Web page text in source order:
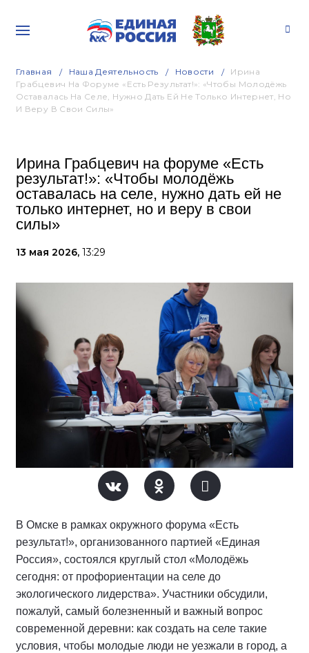
Главная Наша Деятельность Новости
Ирина
Грабцевич На Форуме «Есть Результат!»: «Чтобы Молодёжь
Оставалась На Селе, Нужно Дать Ей Не Только Интернет, Но
И Веру В Свои Силы»
Ирина Грабцевич на форуме «Есть
результат!»: «Чтобы молодёжь
оставалась на селе, нужно дать ей не
только интернет, но и веру в свои
силы»
13 мая 2026, 13:29
В Омске в рамках окружного форума «Есть
результат!», организованного партией «Единая
Россия», состоялся круглый стол «Молодёжь
сегодня: от профориентации на селе до
экологического лидерства». Участники обсудили,
пожалуй, самый болезненный и важный вопрос
современной деревни: как создать на селе такие
условия, чтобы молодые люди не уезжали в город, а